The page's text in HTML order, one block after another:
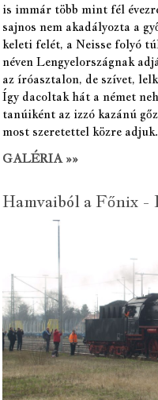
is immár több mint fél
sajnos nem akadályozta a
keleti felét, a Neisse folyó
néven Lengyelországnak
az íróasztalon, de szívet,
Így dacoltak hát a német
tanúiként az izzó kazánú
most szeretettel közre adjuk.
GALÉRIA »»
Hamvaiból a Főnix -